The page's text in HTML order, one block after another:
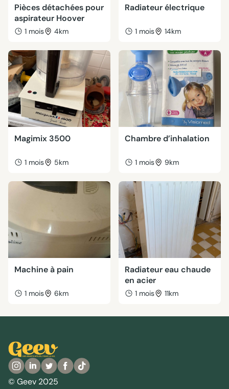
Pièces détachées pour
aspirateur Hoover
1 mois 4km
Radiateur électrique
1 mois 14km
Magimix 3500
1 mois 5km
Chambre d’inhalation
1 mois 9km
Machine à pain
1 mois 6km
Radiateur eau chaude
en acier
1 mois 11km
© Geev 2025